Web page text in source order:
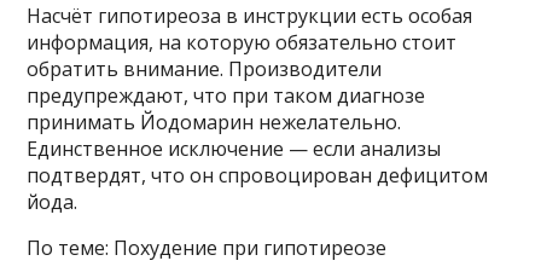
Насчёт гипотиреоза в инструкции есть особая
информация, на которую обязательно стоит
обратить внимание. Производители
предупреждают, что при таком диагнозе
принимать Йодомарин нежелательно.
Единственное исключение — если анализы
подтвердят, что он спровоцирован дефицитом
йода.
По теме: Похудение при гипотиреозе